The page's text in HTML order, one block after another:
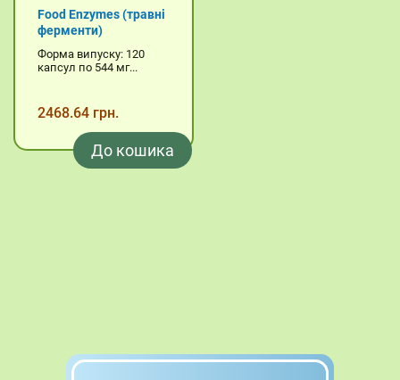
Food Enzymes (травні
ферменти)
Форма випуску: 120
капсул по 544 мг...
2468.64 грн.
До кошика